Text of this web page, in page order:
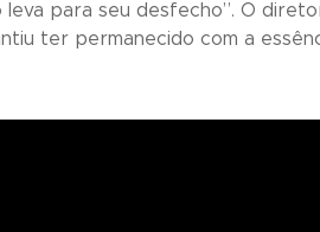
para seu desfecho”. O
ter permanecido com a